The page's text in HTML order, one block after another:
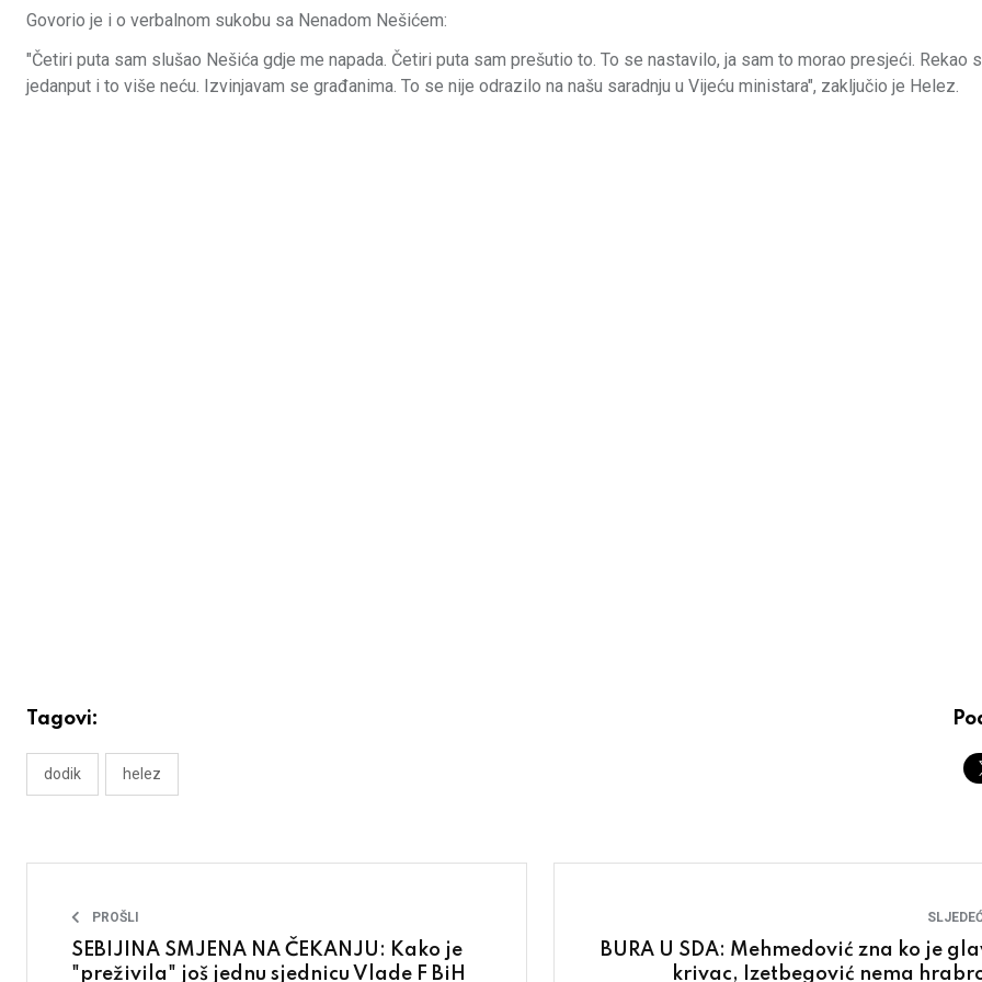
Govorio je i o verbalnom sukobu sa Nenadom Nešićem:
"Četiri puta sam slušao Nešića gdje me napada. Četiri puta sam prešutio to. To se nastavilo, ja sam to morao presjeći. Rekao
jedanput i to više neću. Izvinjavam se građanima. To se nije odrazilo na našu saradnju u Vijeću ministara", zaključio je Helez.
Tagovi:
dodik helez
PROŠLI
SEBIJINA SMJENA NA ČEKANJU: Kako je
"preživila" još jednu sjednicu Vlade F BiH
BURA U SDA: Mehmedović zna ko je
krivac, Izetbegović nema